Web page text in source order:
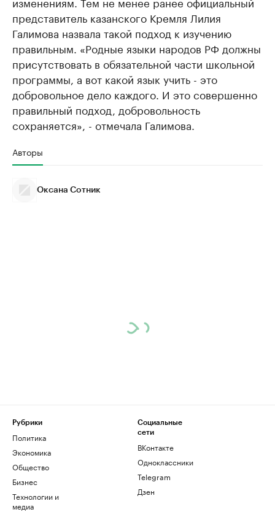
представитель казанского Кремля Лилия
Галимова назвала такой подход к изучению
правильным. «Родные языки народов РФ должны
присутствовать в обязательной части школьной
программы, а вот какой язык учить - это
добровольное дело каждого. И это совершенно
правильный подход, добровольность
сохраняется», - отмечала Галимова.
Авторы
Оксана Сотник
Рубрики
Политика
Экономика
Общество
Бизнес
Технологии и
медиа
Социальные
сети
ВКонтакте
Одноклассники
Telegram
Дзен